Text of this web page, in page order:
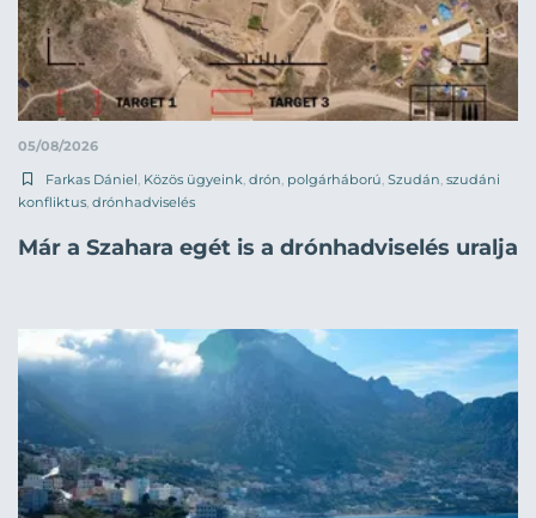
05/08/2026
Farkas Dániel Közös ügyeink drón polgárháború Szudán szudáni
konfliktus drónhadviselés
Már a Szahara egét is a drónhadviselés uralja